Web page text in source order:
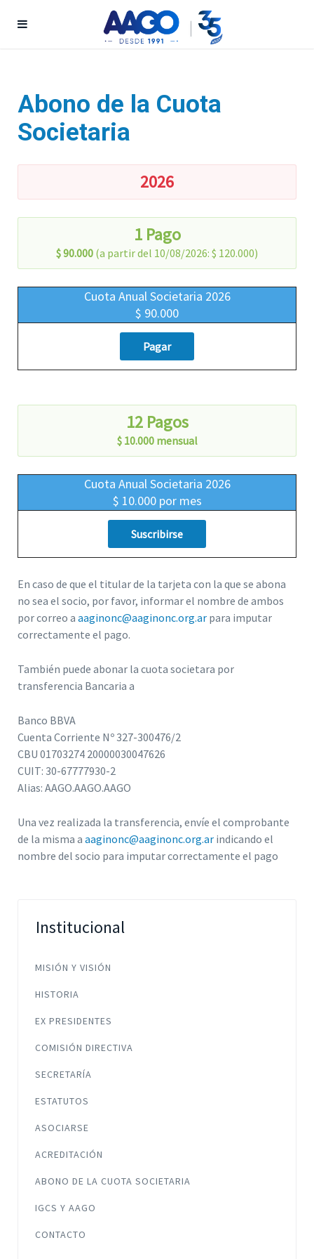
Abono de la Cuota
Societaria
2026
1 Pago
$ 90.000 (a partir del 10/08/2026: $ 120.000)
Cuota Anual Societaria 2026
$ 90.000
Pagar
12 Pagos
$ 10.000 mensual
Cuota Anual Societaria 2026
$ 10.000 por mes
Suscribirse
En caso de que el titular de la tarjeta con la que se abona
no sea el socio, por favor, informar el nombre de ambos
por correo a aaginonc@aaginonc.org.ar para imputar
correctamente el pago.
También puede abonar la cuota societara por
transferencia Bancaria a
Banco BBVA
Cuenta Corriente Nº 327-300476/2
CBU 01703274 20000030047626
CUIT: 30-67777930-2
Alias: AAGO.AAGO.AAGO
Una vez realizada la transferencia, envíe el comprobante
de la misma a aaginonc@aaginonc.org.ar indicando el
nombre del socio para imputar correctamente el pago
Institucional
MISIÓN Y VISIÓN
HISTORIA
EX PRESIDENTES
COMISIÓN DIRECTIVA
SECRETARÍA
ESTATUTOS
ASOCIARSE
ACREDITACIÓN
ABONO DE LA CUOTA SOCIETARIA
IGCS Y AAGO
CONTACTO